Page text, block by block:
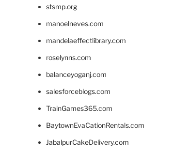
stsmp.org
manoelneves.com
mandelaeffectlibrary.com
roselynns.com
balanceyoganj.com
salesforceblogs.com
TrainGames365.com
BaytownEvaCationRentals.com
JabalpurCakeDelivery.com